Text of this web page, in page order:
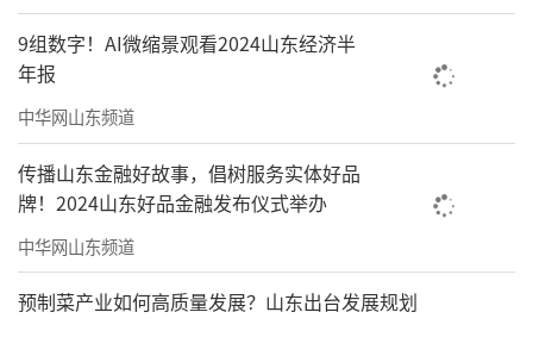
9组数字！AI微缩景观看2024山东经济半
年报
中华网山东频道
传播山东金融好故事，倡树服务实体好品
牌！2024山东好品金融发布仪式举办
中华网山东频道
预制菜产业如何高质量发展？山东出台发展规划